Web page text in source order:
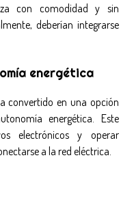
con comodidad y sin
deberían integrarse
energética
convertido en una opción
energética. Este
electrónicos y operar
a la red eléctrica.